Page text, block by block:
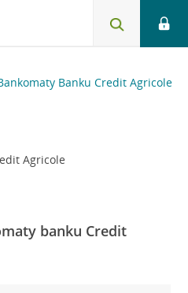
Banku Credit Agricole
Agricole
banku Credit